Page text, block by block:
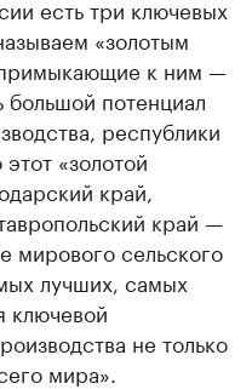
есть три ключевых
«золотым
примыкающие к ним —
большой потенциал
республики
«золотой
край,
край —
мирового сельского
лучших, самых
ключевой
не только
мира».